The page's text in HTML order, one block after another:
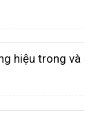
hiệu trong và